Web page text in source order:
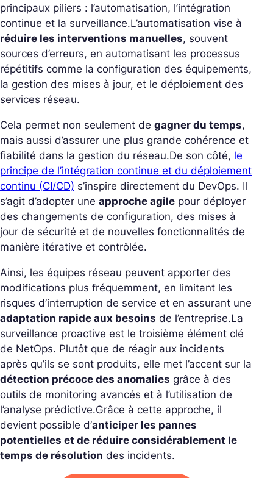
principaux piliers : l’automatisation, l’intégration
continue et la surveillance.L’automatisation vise à
réduire les interventions manuelles, souvent
sources d’erreurs, en automatisant les processus
répétitifs comme la configuration des équipements,
la gestion des mises à jour, et le déploiement des
services réseau.
Cela permet non seulement de gagner du temps,
mais aussi d’assurer une plus grande cohérence et
fiabilité dans la gestion du réseau.De son côté, le
principe de l’intégration continue et du déploiement
continu (CI/CD) s’inspire directement du DevOps. Il
s’agit d’adopter une approche agile pour déployer
des changements de configuration, des mises à
jour de sécurité et de nouvelles fonctionnalités de
manière itérative et contrôlée.
Ainsi, les équipes réseau peuvent apporter des
modifications plus fréquemment, en limitant les
risques d’interruption de service et en assurant une
adaptation rapide aux besoins de l’entreprise.La
surveillance proactive est le troisième élément clé
de NetOps. Plutôt que de réagir aux incidents
après qu’ils se sont produits, elle met l’accent sur la
détection précoce des anomalies grâce à des
outils de monitoring avancés et à l’utilisation de
l’analyse prédictive.Grâce à cette approche, il
devient possible d’anticiper les pannes
potentielles et de réduire considérablement le
temps de résolution des incidents.